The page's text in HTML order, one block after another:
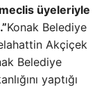
üyeleriyle
Konak Belediye
Akçiçek
Belediye
yaptığı